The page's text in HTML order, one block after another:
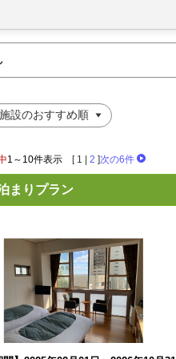
1～10件表示 [ 1 2 ]次の6件
まりプラン